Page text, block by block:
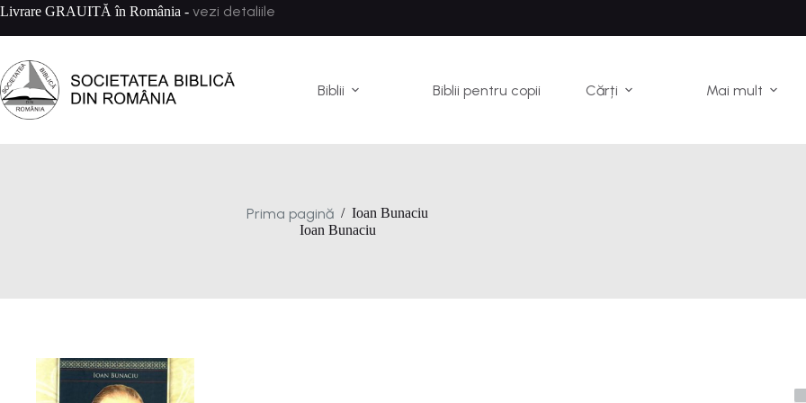
Sari
conținut
Livrare GRAUITĂ în România - vezi detaliile
Biblii Biblii pentru copii Cărți Mai mult
Prima pagină / Ioan Bunaciu
Ioan Bunaciu